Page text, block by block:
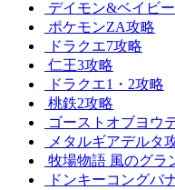
デイモン&ベイビ
ポケモンZA攻略
ドラクエ7攻略
仁王3攻略
ドラクエ1・2攻略
桃鉄2攻略
ゴーストオブヨウ
メタルギアデルタ
牧場物語 風のグラ
ドンキーコングバ